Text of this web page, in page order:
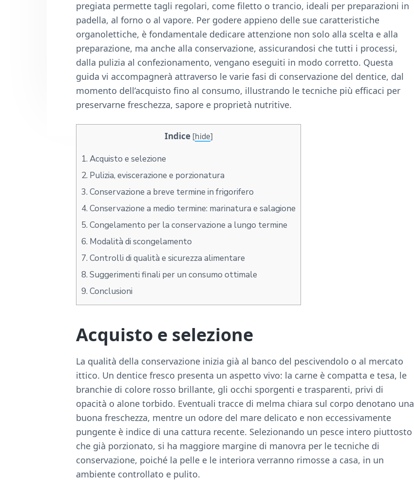
pregiata permette tagli regolari, come filetto o trancio, ideali per preparazioni in
padella, al forno o al vapore. Per godere appieno delle sue caratteristiche
organolettiche, è fondamentale dedicare attenzione non solo alla scelta e alla
preparazione, ma anche alla conservazione, assicurandosi che tutti i processi,
dalla pulizia al confezionamento, vengano eseguiti in modo corretto. Questa
guida vi accompagnerà attraverso le varie fasi di conservazione del dentice, dal
momento dell’acquisto fino al consumo, illustrando le tecniche più efficaci per
preservarne freschezza, sapore e proprietà nutritive.
Indice [hide]
1. Acquisto e selezione
2. Pulizia, eviscerazione e porzionatura
3. Conservazione a breve termine in frigorifero
4. Conservazione a medio termine: marinatura e salagione
5. Congelamento per la conservazione a lungo termine
6. Modalità di scongelamento
7. Controlli di qualità e sicurezza alimentare
8. Suggerimenti finali per un consumo ottimale
9. Conclusioni
Acquisto e selezione
La qualità della conservazione inizia già al banco del pescivendolo o al mercato
ittico. Un dentice fresco presenta un aspetto vivo: la carne è compatta e tesa, le
branchie di colore rosso brillante, gli occhi sporgenti e trasparenti, privi di
opacità o alone torbido. Eventuali tracce di melma chiara sul corpo denotano una
buona freschezza, mentre un odore del mare delicato e non eccessivamente
pungente è indice di una cattura recente. Selezionando un pesce intero piuttosto
che già porzionato, si ha maggiore margine di manovra per le tecniche di
conservazione, poiché la pelle e le interiora verranno rimosse a casa, in un
ambiente controllato e pulito.